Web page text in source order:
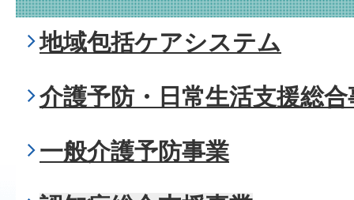
地域包括ケアシステム
介護予防・日常生活支援総合
一般介護予防事業